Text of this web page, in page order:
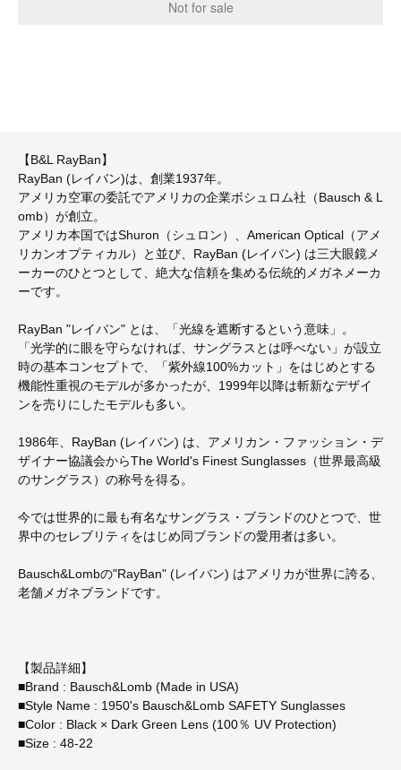
【B&L RayBan】
RayBan (レイバン)は、創業1937年。
アメリカ空軍の委託でアメリカの企業ボシュロム社（Bausch & L
omb）が創立。
アメリカ本国ではShuron（シュロン）、American Optical（アメ
リカンオプティカル）と並び、RayBan (レイバン) は三大眼鏡メ
ーカーのひとつとして、絶大な信頼を集める伝統的メガネメーカ
ーです。
RayBan "レイバン" とは、「光線を遮断するという意味」。
「光学的に眼を守らなければ、サングラスとは呼べない」が設立
時の基本コンセプトで、「紫外線100%カット」をはじめとする
機能性重視のモデルが多かったが、1999年以降は斬新なデザイ
ンを売りにしたモデルも多い。
1986年、RayBan (レイバン) は、アメリカン・ファッション・デ
ザイナー協議会からThe World's Finest Sunglasses（世界最高級
のサングラス）の称号を得る。
今では世界的に最も有名なサングラス・ブランドのひとつで、世
界中のセレブリティをはじめ同ブランドの愛用者は多い。
Bausch&Lombの"RayBan" (レイバン) はアメリカが世界に誇る、
老舗メガネブランドです。
【製品詳細】
■Brand : Bausch&Lomb (Made in USA)
■Style Name : 1950's Bausch&Lomb SAFETY Sunglasses
■Color : Black × Dark Green Lens (100％ UV Protection)
■Size : 48-22